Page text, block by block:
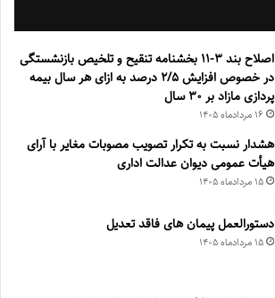
اصلاح بند ۳‏-۱۱ بخشنامه تنقیح و تلخیص بازنشستگی
در خصوص افزایش ۵‏‏‏‏‏‏‏‏‏/۲ درصد به ازای هر سال بیمه
پردازی مازاد بر ۳۰‏ سال
۱۶ مرداد‌ماه ۱۴۰۵
هشدار نسبت به تکرار تصویب مصوبات مغایر با آرای
هیأت عمومی دیوان عدالت اداری
۱۵ مرداد‌ماه ۱۴۰۵
دستورالعمل پیمان های فاقد تعدیل
۱۵ مرداد‌ماه ۱۴۰۵